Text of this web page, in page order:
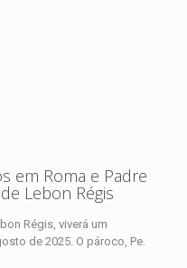
em Roma e Padre
Lebon Régis
Régis, viverá um
de 2025. O pároco, Pe.